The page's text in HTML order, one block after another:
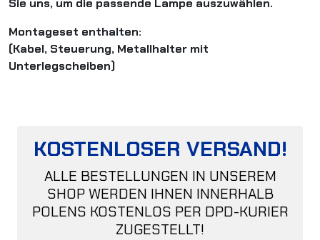
Sie uns, um die passende Lampe auszuwählen.
Montageset enthalten:
(Kabel, Steuerung, Metallhalter mit
Unterlegscheiben)
KOSTENLOSER VERSAND!
ALLE BESTELLUNGEN IN UNSEREM
SHOP WERDEN IHNEN INNERHALB
POLENS KOSTENLOS PER DPD-KURIER
ZUGESTELLT!